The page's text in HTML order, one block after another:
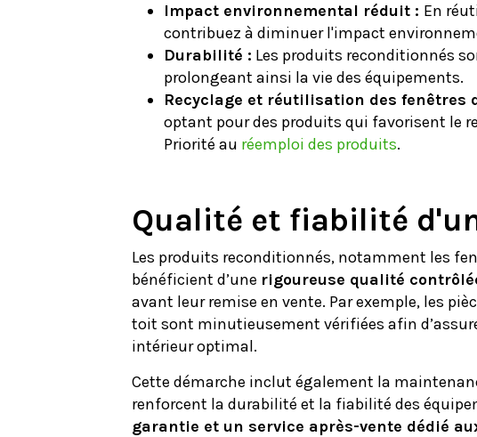
Impact environnemental réduit : En
contribuez à diminuer l'impact
Durabilité : Les produits reconditionnés
prolongeant ainsi la vie des équipements.
Recyclage et réutilisation des fenêtres
optant pour des produits qui favorisent le
Priorité au réemploi des produits.
Qualité et fiabilité
Les produits reconditionnés, notamment les
bénéficient d’une rigoureuse qualité
avant leur remise en vente. Par exemple, les
toit sont minutieusement vérifiées afin
intérieur optimal.
Cette démarche inclut également la
renforcent la durabilité et la fiabilité des
garantie et un service après-vente dédié